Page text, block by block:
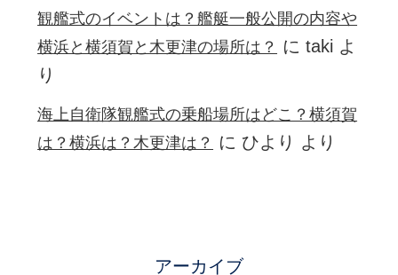
観艦式のイベントは？艦艇一般公開の内容や
横浜と横須賀と木更津の場所は？
にtaki よ
り
海上自衛隊観艦式の乗船場所はどこ？横須賀
は？横浜は？木更津は？
に ひより より
アーカイブ